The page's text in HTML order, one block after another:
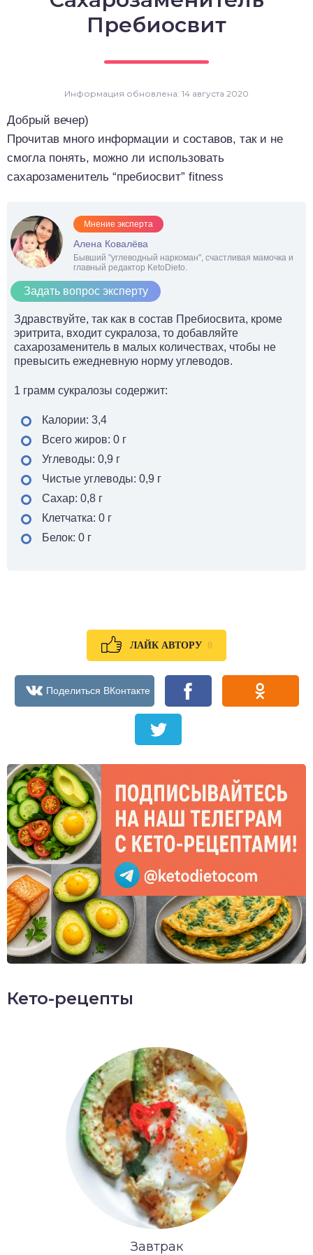
Пребиосвит
Информация обновлена: 14 августа 2020
Добрый вечер)
Прочитав много информации и составов, так и не
смогла понять, можно ли использовать
сахарозаменитель “пребиосвит” fitness
Мнение эксперта
Алена Ковалёва
Бывший "углеводный наркоман", счастливая мамочка и
главный редактор KetoDieto.
Задать вопрос эксперту
Здравствуйте, так как в состав Пребиосвита, кроме
эритрита, входит сукралоза, то добавляйте
сахарозаменитель в малых количествах, чтобы не
превысить ежедневную норму углеводов.
1 грамм сукралозы содержит:
Калории: 3,4
Всего жиров: 0 г
Углеводы: 0,9 г
Чистые углеводы: 0,9 г
Сахар: 0,8 г
Клетчатка: 0 г
Белок: 0 г
ЛАЙК АВТОРУ 0
Кето-рецепты
Завтрак